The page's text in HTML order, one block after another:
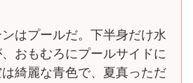
はプールだ。下半身だけ水
おもむろにプールサイドに
綺麗な青色で、夏真っただ